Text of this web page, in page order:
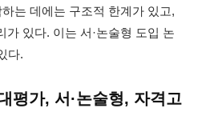
는 데에는 구조적 한계가 있고,
있다. 이는 서·논술형 도입 논
다.
평가, 서·논술형, 자격고